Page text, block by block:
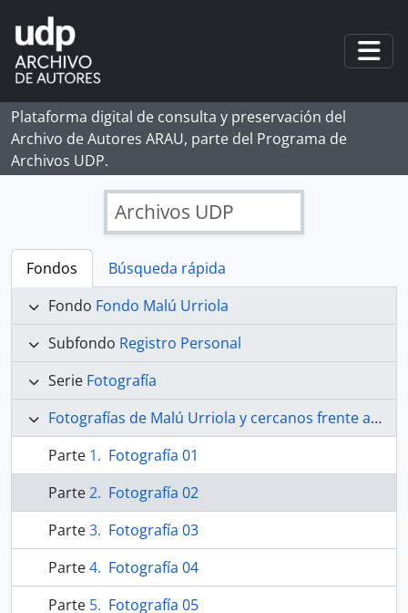
Skip to main content
Plataforma digital de consulta y preservación del
Archivo de Autores ARAU, parte del Programa de
Archivos UDP.
Archivos UDP
Fondos
Búsqueda rápida
Fondo Fondo Malú Urriola
Subfondo Registro Personal
Serie Fotografía
Fotografías de Malú Urriola y cercanos frente a Librería Metales Pesados en Bellas Artes
Parte
Fotografía 01
Parte
Fotografía 02
Parte
Fotografía 03
Parte
Fotografía 04
Parte
Fotografía 05